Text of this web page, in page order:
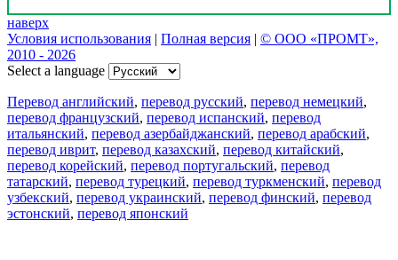
наверх
Условия использования | Полная версия | © ООО «ПРОМТ»,
2010 - 2026
Select a language
Перевод английский, перевод русский, перевод немецкий,
перевод французский, перевод испанский, перевод
итальянский, перевод азербайджанский, перевод арабский,
перевод иврит, перевод казахский, перевод китайский,
перевод корейский, перевод португальский, перевод
татарский, перевод турецкий, перевод туркменский, перевод
узбекский, перевод украинский, перевод финский, перевод
эстонский, перевод японский